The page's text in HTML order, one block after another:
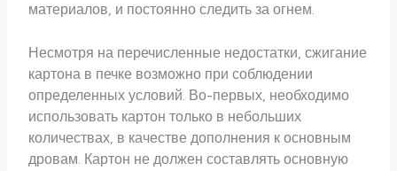
материалов, и постоянно следить за огнем.
Несмотря на перечисленные недостатки, сжигание
картона в печке возможно при соблюдении
определенных условий. Во-первых, необходимо
использовать картон только в небольших
количествах, в качестве дополнения к основным
дровам. Картон не должен составлять основную